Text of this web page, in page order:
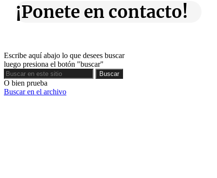
¡Ponete en contacto!
Escribe aquí abajo lo que desees buscar
luego presiona el botón "buscar"
Buscar
Buscar
O bien prueba
Buscar en el archivo